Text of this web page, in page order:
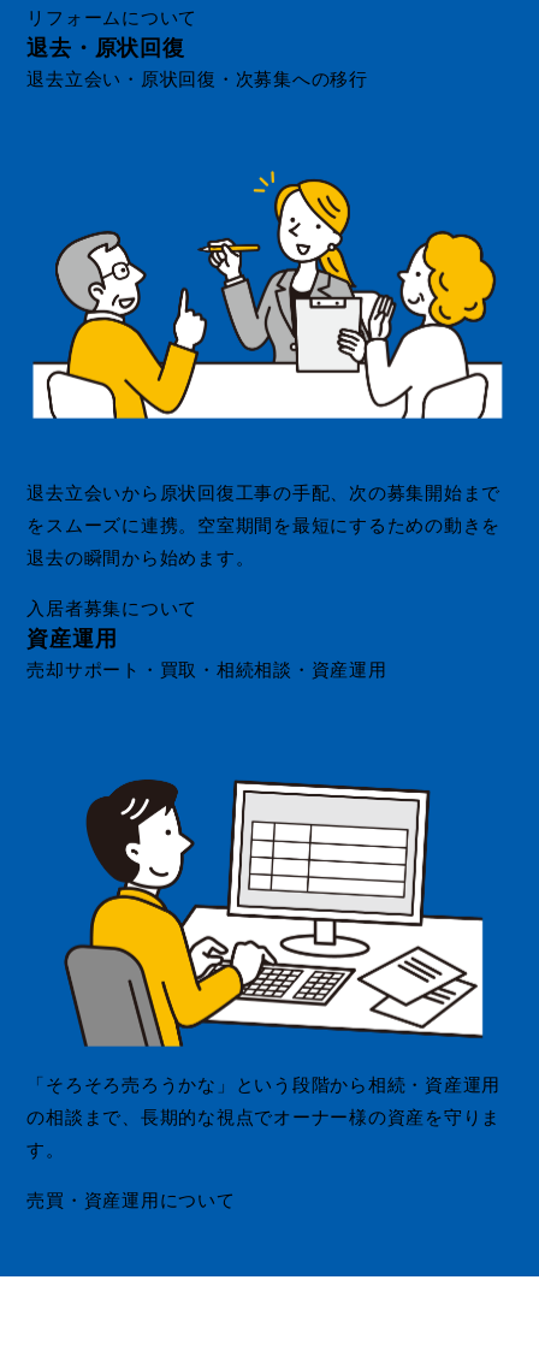
リフォームについて
退去・原状回復
退去立会い・原状回復・次募集への移行
退去立会いから原状回復工事の手配、次の募集開始まで
をスムーズに連携。空室期間を最短にするための動きを
退去の瞬間から始めます。
入居者募集について
資産運用
売却サポート・買取・相続相談・資産運用
「そろそろ売ろうかな」という段階から相続・資産運用
の相談まで、長期的な視点でオーナー様の資産を守りま
す。
売買・資産運用について